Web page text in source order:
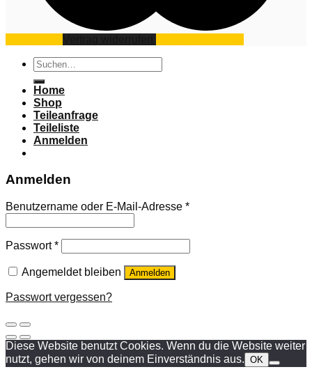
Suchen
nach:
Home
Shop
Teileanfrage
Teileliste
Anmelden
Anmelden
Benutzername oder E-Mail-Adresse *
Passwort*
Angemeldet bleiben Anmelden
Passwort vergessen?
Diese Website benutzt Cookies. Wenn du die Website weiter
nutzt, gehen wir von deinem Einverständnis aus. OK